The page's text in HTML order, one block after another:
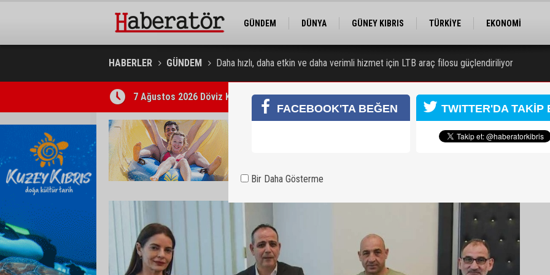
GÜNDEM DÜNYA GÜNEY KIBRIS TÜRKİYE
EKONOMİ
HABERLER GÜNDEM Daha hızlı, daha etkin ve daha verimli hizmet için LTB araç filosu güçlendiriliyor
Trafik kazasında 85 yaşındaki Turan Obalı hayatını kaybetti, 3 kişi yaralandı
FACEBOOK'TA BEĞEN TWITTER'DA TAKİP
Bir Daha Gösterme